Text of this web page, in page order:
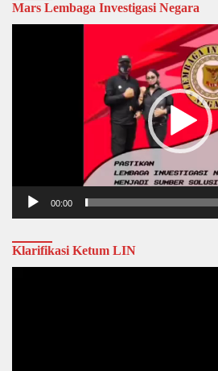
Mars Lembaga Investigasi Negara
00:00
Klarifikasi Ketum LIN